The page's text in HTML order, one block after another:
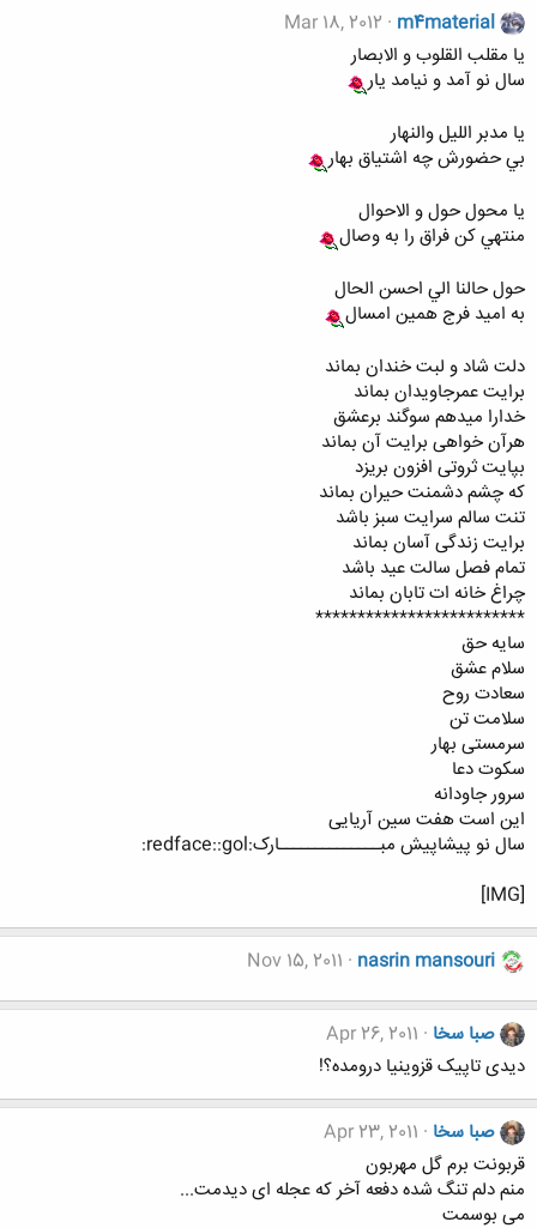
m4material
Mar 18, 2012
يا مقلب القلوب و الابصار
سال نو آمد و نيامد يار
يا مدبر الليل والنهار
بي حضورش چه اشتياق بهار
يا محول حول و الاحوال
منتهي كن فراق را به وصال
حول حالنا الي احسن الحال
به اميد فرج همين امسال
دلت شاد و لبت خندان بماند
برایت عمرجاویدان بماند
خدارا میدهم سوگند برعشق
هرآن خواهی برایت آن بماند
بپایت ثروتی افزون بریزد
که چشم دشمنت حیران بماند
تنت سالم سرایت سبز باشد
برایت زندگی آسان بماند
تمام فصل سالت عید باشد
چراغ خانه ات تابان بماند
*************************
سایه حق
سلام عشق
سعادت روح
سلامت تن
سرمستی بهار
سکوت دعا
سرور جاودانه
این است هفت سین آریایی
سال نو پيشاپيش مبــــــــــــــارک:redface::gol:
[IMG]
nasrin mansouri
Nov 15, 2011
صبا سخا Apr 26, 2011
دیدی تاپیک قزوینیا درومده؟!
صبا سخا Apr 23, 2011
قربونت برم گل مهربون
منم دلم تنگ شده دفعه آخر که عجله ای دیدمت...
می بوسمت